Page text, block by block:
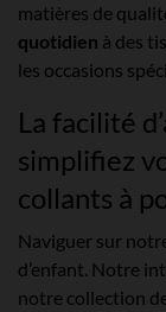
matières de
quotidien à des
les occasions
La facilité
simplifiez
collants à
Naviguer sur
d’enfant. Notre
notre collection